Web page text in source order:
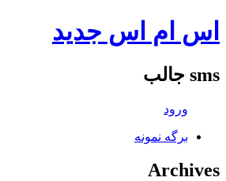
اس ام اس جدید
sms جالب
ورود
برگه نمونه
Archives